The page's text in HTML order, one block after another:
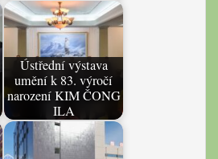
Ústřední výstava
umění k 83. výročí
narození KIM ČONG
ILA